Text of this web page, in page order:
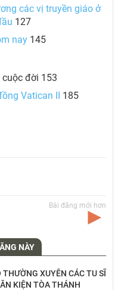
các vị truyền giáo ở
127
nay 145
đời 153
Vatican II 185
Bài đăng mới hơn
NÀY
XUYÊN CÁC TU SĨ
KIỆN TÒA THÁNH